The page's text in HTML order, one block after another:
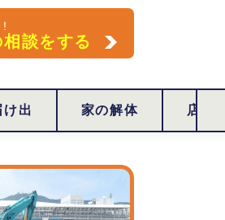
!
談をする
け出 家の解体 店舗